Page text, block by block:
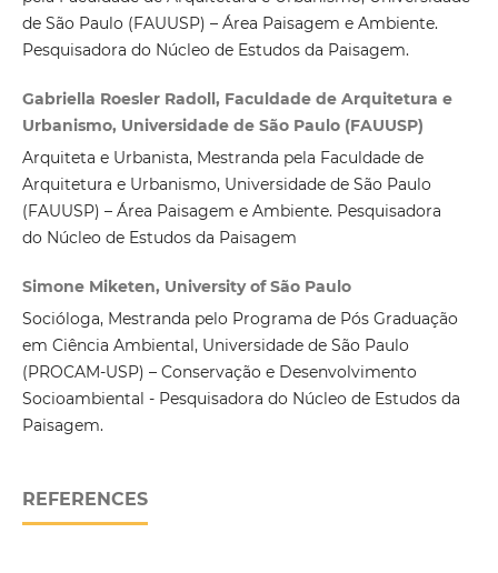
de São Paulo (FAUUSP) – Área Paisagem e Ambiente.
Pesquisadora do Núcleo de Estudos da Paisagem.
Gabriella Roesler Radoll, Faculdade de Arquitetura e
Urbanismo, Universidade de São Paulo (FAUUSP)
Arquiteta e Urbanista, Mestranda pela Faculdade de
Arquitetura e Urbanismo, Universidade de São Paulo
(FAUUSP) – Área Paisagem e Ambiente. Pesquisadora
do Núcleo de Estudos da Paisagem
Simone Miketen, University of São Paulo
Socióloga, Mestranda pelo Programa de Pós Graduação
em Ciência Ambiental, Universidade de São Paulo
(PROCAM-USP) – Conservação e Desenvolvimento
Socioambiental - Pesquisadora do Núcleo de Estudos da
Paisagem.
REFERENCES